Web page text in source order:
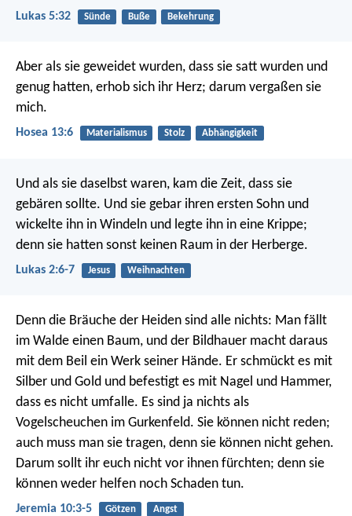
Lukas 5:32 Sünde Buße Bekehrung
Aber als sie geweidet wurden, dass sie satt wurden und
genug hatten, erhob sich ihr Herz; darum vergaßen sie
mich.
Hosea 13:6 Materialismus Stolz Abhängigkeit
Und als sie daselbst waren, kam die Zeit, dass sie
gebären sollte. Und sie gebar ihren ersten Sohn und
wickelte ihn in Windeln und legte ihn in eine Krippe;
denn sie hatten sonst keinen Raum in der Herberge.
Lukas 2:6-7 Jesus Weihnachten
Denn die Bräuche der Heiden sind alle nichts: Man fällt
im Walde einen Baum, und der Bildhauer macht daraus
mit dem Beil ein Werk seiner Hände. Er schmückt es mit
Silber und Gold und befestigt es mit Nagel und Hammer,
dass es nicht umfalle. Es sind ja nichts als
Vogelscheuchen im Gurkenfeld. Sie können nicht reden;
auch muss man sie tragen, denn sie können nicht gehen.
Darum sollt ihr euch nicht vor ihnen fürchten; denn sie
können weder helfen noch Schaden tun.
Jeremia 10:3-5 Götzen Angst